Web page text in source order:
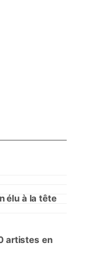
élu à la tête
artistes en